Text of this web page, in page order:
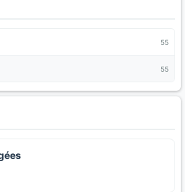
55
55